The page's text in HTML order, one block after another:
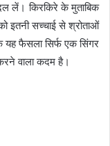
लें। किरकिरे के मुताबिक
इतनी सच्चाई से श्रोताओं
फैसला सिर्फ एक सिंगर
करने वाला कदम है।